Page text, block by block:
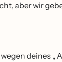
aber wir
deines „